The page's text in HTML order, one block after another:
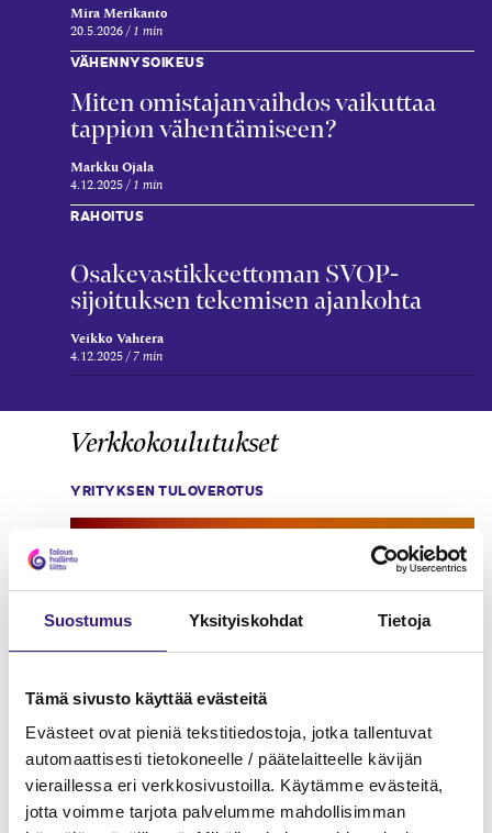
Suostumus Yksityiskohdat Tietoja
Tämä sivusto käyttää evästeitä
Evästeet ovat pieniä tekstitiedostoja, jotka tallentuvat
automaattisesti tietokoneelle / päätelaitteelle kävijän
vieraillessa eri verkkosivustoilla. Käytämme evästeitä,
jotta voimme tarjota palvelumme mahdollisimman
Mira Merikanto
20.5.2026 1 min
VÄHENNYSOIKEUS
Miten omistajanvaihdos vaikuttaa
tappion vähentämiseen?
Markku Ojala
4.12.2025 1 min
RAHOITUS
Osake­vastikkeettoman SVOP-
sijoituksen tekemisen ajankohta
Veikko Vahtera
4.12.2025 7 min
Verkkokoulutukset
YRITYKSEN TULOVEROTUS